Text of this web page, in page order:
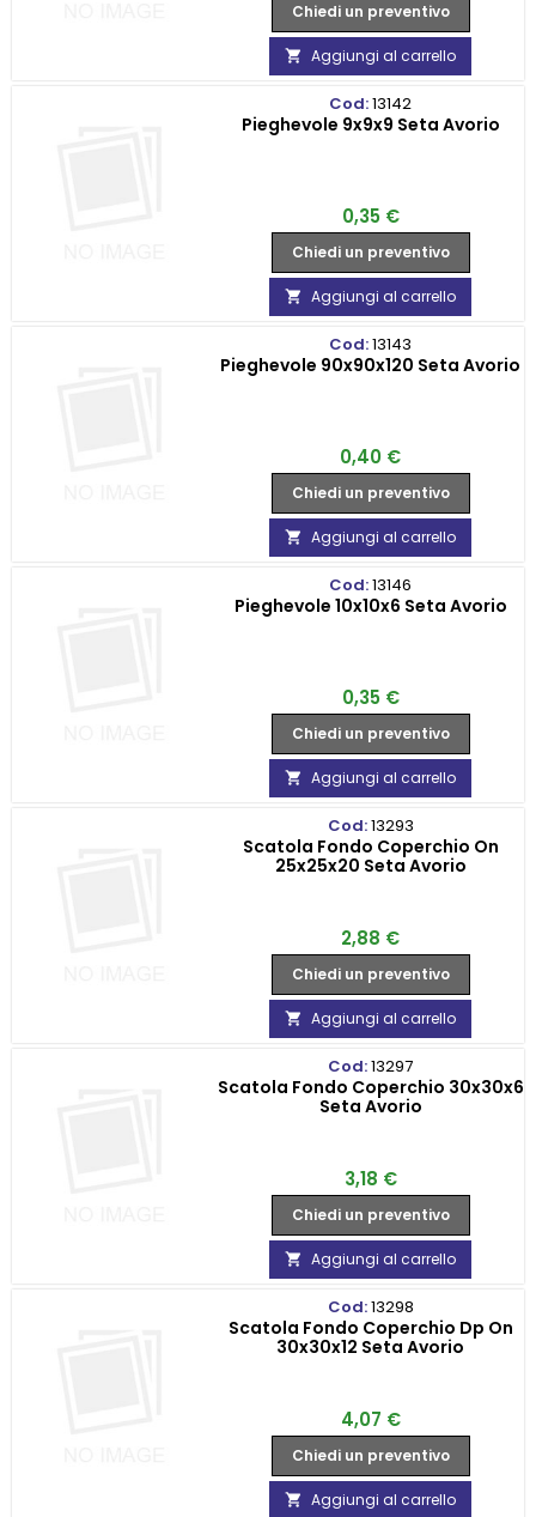
Chiedi un preventivo
 Aggiungi al carrello
Cod:13142
Pieghevole 9x9x9 Seta Avorio
Prezzo
0,35 €
Chiedi un preventivo
 Aggiungi al carrello
Cod:13143
Pieghevole 90x90x120 Seta Avorio
Prezzo
0,40 €
Chiedi un preventivo
 Aggiungi al carrello
Cod:13146
Pieghevole 10x10x6 Seta Avorio
Prezzo
0,35 €
Chiedi un preventivo
 Aggiungi al carrello
Cod:13293
Scatola Fondo Coperchio On
25x25x20 Seta Avorio
Prezzo
2,88 €
Chiedi un preventivo
 Aggiungi al carrello
Cod:13297
Scatola Fondo Coperchio 30x30x6
Seta Avorio
Prezzo
3,18 €
Chiedi un preventivo
 Aggiungi al carrello
Cod:13298
Scatola Fondo Coperchio Dp On
30x30x12 Seta Avorio
Prezzo
4,07 €
Chiedi un preventivo
 Aggiungi al carrello